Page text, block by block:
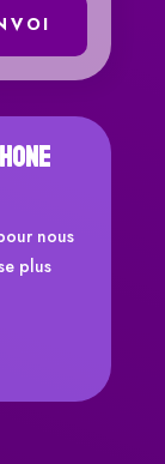
nous
plus